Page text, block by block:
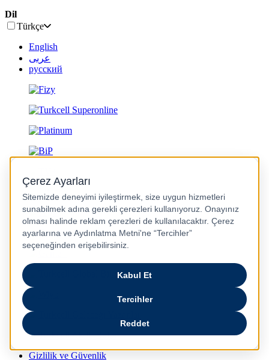
Dil
Türkçe
English
عربى
русский
Gizlilik ve Güvenlik